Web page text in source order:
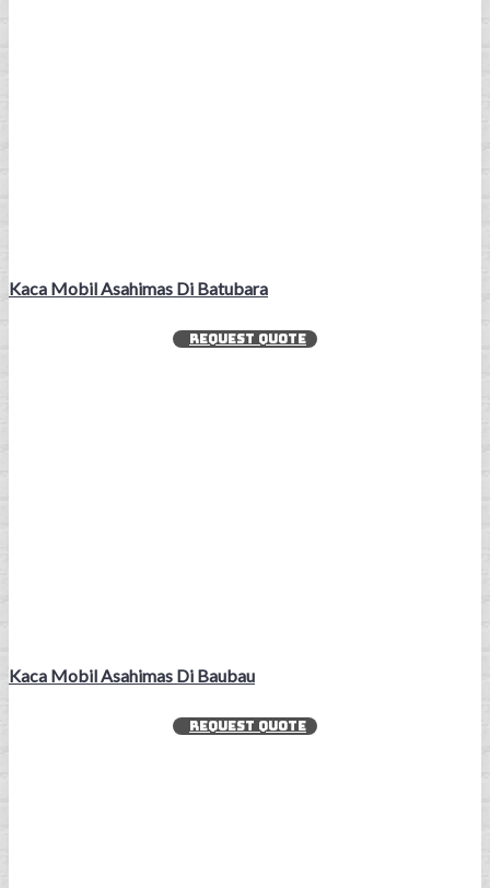
Kaca Mobil Asahimas Di Batubara
REQUEST QUOTE
Kaca Mobil Asahimas Di Baubau
REQUEST QUOTE